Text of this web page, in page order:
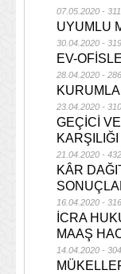
07.05.2020 -
UYUMLU
30.04.2020 -
EV-
28.04.2020 -
23.04.2020 -
GEÇİCİ
KARŞILIĞI
21.04.2020 -
KÂR
16.04.2020 -
İCRA
MAAŞ
14.04.2020 -